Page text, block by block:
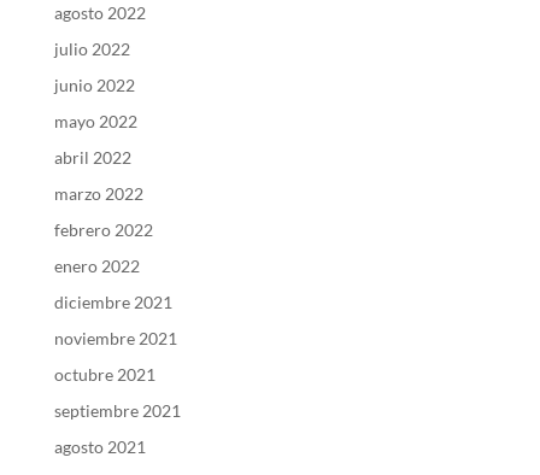
agosto 2022
julio 2022
junio 2022
mayo 2022
abril 2022
marzo 2022
febrero 2022
enero 2022
diciembre 2021
noviembre 2021
octubre 2021
septiembre 2021
agosto 2021